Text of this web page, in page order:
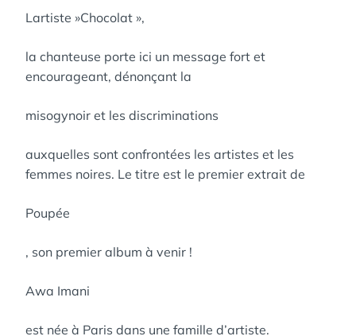
Lartiste »Chocolat »,
la chanteuse porte ici un message fort et
encourageant, dénonçant la
misogynoir et les discriminations
auxquelles sont confrontées les artistes et les
femmes noires. Le titre est le premier extrait de
Poupée
, son premier album à venir !
Awa Imani
est née à Paris dans une famille d’artiste.